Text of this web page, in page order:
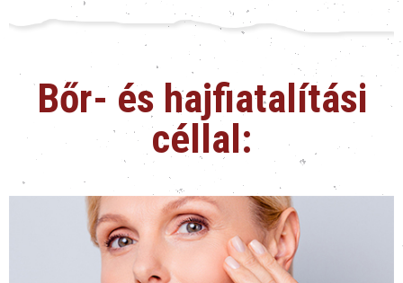
Bőr- és hajfiatalítási
céllal: